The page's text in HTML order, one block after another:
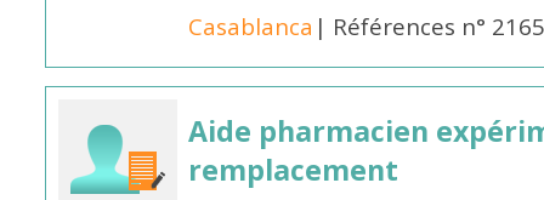
Casablanca | Références n°
Aide pharmacien
remplacement